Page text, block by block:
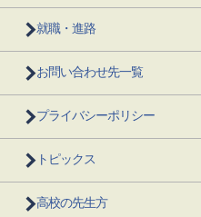
就職・進路
お問い合わせ先一覧
プライバシーポリシー
トピックス
高校の先生方